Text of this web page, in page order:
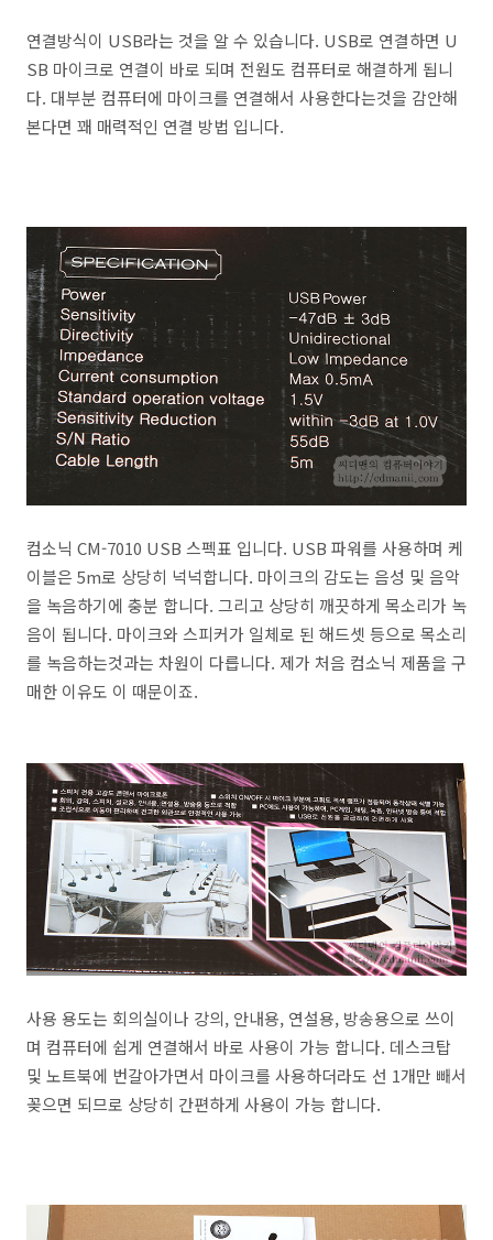
연결방식이 USB라는 것을 알 수 있습니다. USB로 연결하면 U
SB 마이크로 연결이 바로 되며 전원도 컴퓨터로 해결하게 됩니
다. 대부분 컴퓨터에 마이크를 연결해서 사용한다는것을 감안해
본다면 꽤 매력적인 연결 방법 입니다.
컴소닉 CM-7010 USB 스펙표 입니다. USB 파워를 사용하며 케
이블은 5m로 상당히 넉넉합니다. 마이크의 감도는 음성 및 음악
을 녹음하기에 충분 합니다. 그리고 상당히 깨끗하게 목소리가 녹
음이 됩니다. 마이크와 스피커가 일체로 된 해드셋 등으로 목소리
를 녹음하는것과는 차원이 다릅니다. 제가 처음 컴소닉 제품을 구
매한 이유도 이 때문이죠.
사용 용도는 회의실이나 강의, 안내용, 연설용, 방송용으로 쓰이
며 컴퓨터에 쉽게 연결해서 바로 사용이 가능 합니다. 데스크탑
및 노트북에 번갈아가면서 마이크를 사용하더라도 선 1개만 빼서
꽂으면 되므로 상당히 간편하게 사용이 가능 합니다.